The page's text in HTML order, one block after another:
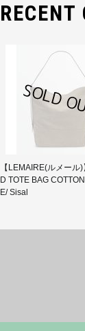
RECENT
【LEMAIRE(ルメール
D TOTE BAG
E/ Sisal